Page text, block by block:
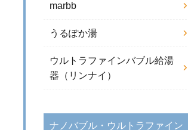
marbb
うるぽか湯
ウルトラファインバブル給湯
器（リンナイ）
ナノバブル・ウルトラファイン